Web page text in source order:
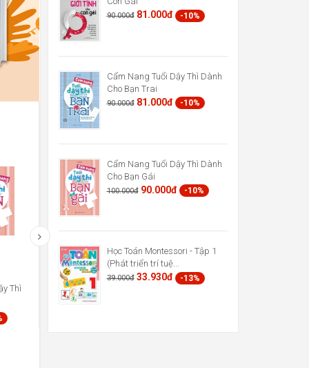
Thì
Phương Pháp Giáo Dục Sớm
Montessori Cho Trẻ Từ 0...
55.000đ 47.850đ -13%
Cùng Con Chống Nạn Bắt Nạt
135.000đ
90.000đ 81.000đ -10%
Cẩm Nang Tuổi Dậy Thì Dành
Cho Bạn Trai
90.000đ 81.000đ -10%
Cẩm Nang Tuổi Dậy Thì Dành
Cho Bạn Gái
100.000đ 90.000đ -10%
Học Toán Montessori - Tập 1
(Phát triển trí tuệ...
39.000đ 33.930đ -13%